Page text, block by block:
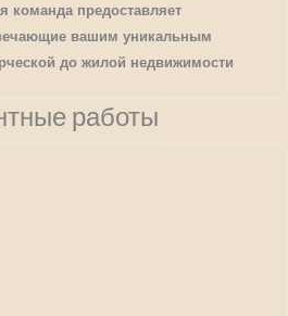
предоставляет
вашим уникальным
до жилой недвижимости
работы